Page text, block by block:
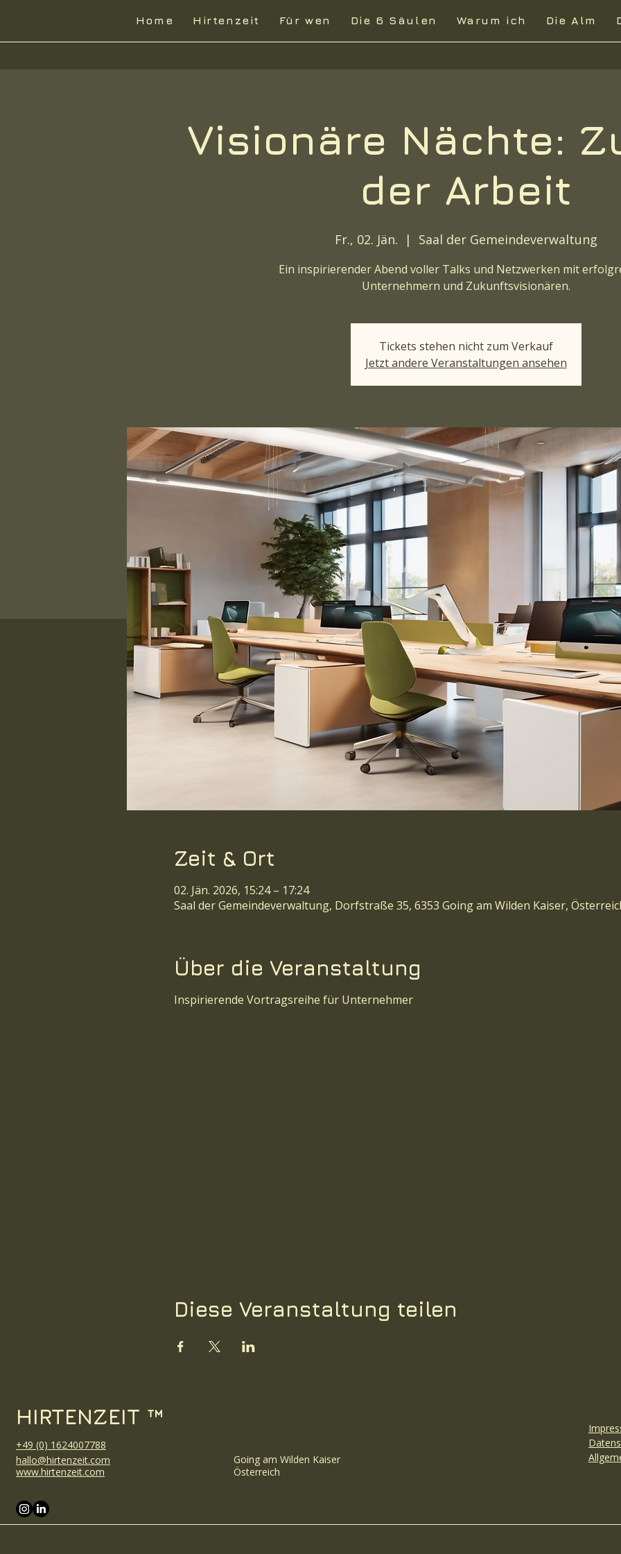
Home Hirtenzeit Für wen Die 6 Säulen Warum ich Die Alm
Visionäre Nächte:
der Arbeit
Fr., 02. Jän.
  |
Saal der Gemeindeverwaltung
Ein inspirierender Abend voller Talks und Netzwerken mit
Unternehmern und Zukunftsvisionären.
Tickets stehen nicht zum Verkauf
Jetzt andere Veranstaltungen ansehen
Zeit & Ort
02. Jän. 2026, 15:24 – 17:24
Saal der Gemeindeverwaltung, Dorfstraße 35, 6353 Going am Wilden Kaiser,
Über die Veranstaltung
Inspirierende Vortragsreihe für Unternehmer
Diese Veranstaltung teilen
HIRTENZEIT ™
+49 (0) 1624007788
www.hirtenzeit.com
hallo@hirtenzeit.com
Going am Wilden Kaiser
Österreich